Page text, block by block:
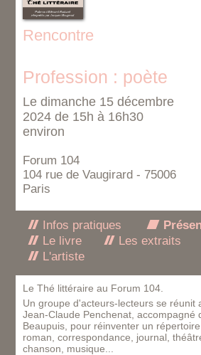
Rencontre
Profession : poète
Le dimanche 15 décembre
2024 de 15h à 16h30
environ
Forum 104
104 rue de Vaugirard - 75006
Paris
Infos pratiques
Le livre
Les extraits
L'artiste
Le Thé littéraire au Forum 104.
Un groupe d'acteurs-lecteurs se réunit
Jean-Claude Penchenat, accompagné
Beaupuis, pour réinventer un
roman, correspondance, journal,
chanson, musique...